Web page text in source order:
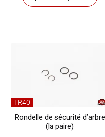
TR40
Rondelle de sécurité d’arbre
(la paire)